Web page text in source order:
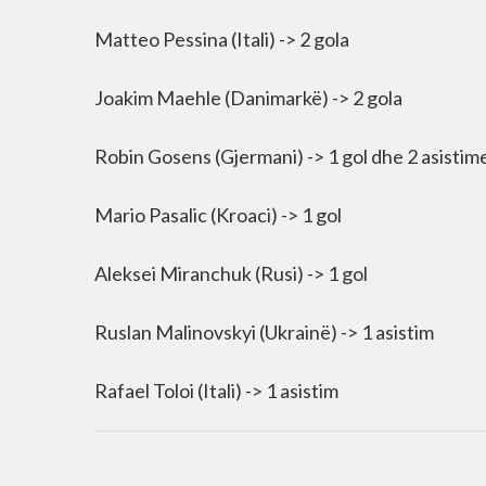
Matteo Pessina (Itali) -> 2 gola
Joakim Maehle (Danimarkë) -> 2 gola
Robin Gosens (Gjermani) -> 1 gol dhe 2
Mario Pasalic (Kroaci) -> 1 gol
Aleksei Miranchuk (Rusi) -> 1 gol
Ruslan Malinovskyi (Ukrainë) -> 1 asistim
Rafael Toloi (Itali) -> 1 asistim